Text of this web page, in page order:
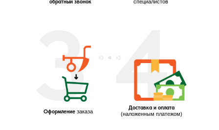
4
3
обратный звонок специалистов
Оформление заказа
Доставка и оплата
(наложенным платежом)